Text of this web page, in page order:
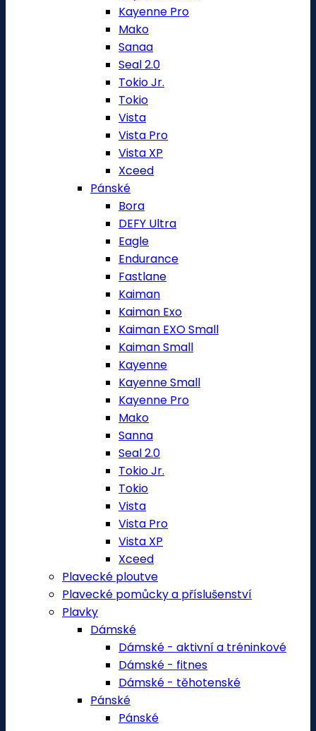
Kayenne Pro
Mako
Sanaa
Seal 2.0
Tokio Jr.
Tokio
Vista
Vista Pro
Vista XP
Xceed
Pánské
Bora
DEFY Ultra
Eagle
Endurance
Fastlane
Kaiman
Kaiman Exo
Kaiman EXO Small
Kaiman Small
Kayenne
Kayenne Small
Kayenne Pro
Mako
Sanna
Seal 2.0
Tokio Jr.
Tokio
Vista
Vista Pro
Vista XP
Xceed
Plavecké ploutve
Plavecké pomůcky a příslušenství
Plavky
Dámské
Dámské - aktivní a tréninkové
Dámské - fitnes
Dámské - těhotenské
Pánské
Pánské